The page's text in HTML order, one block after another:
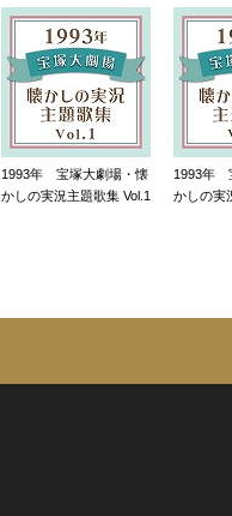
1993年 宝塚大劇場・懐
かしの実況主題歌集 Vol.1
1993年
かしの実